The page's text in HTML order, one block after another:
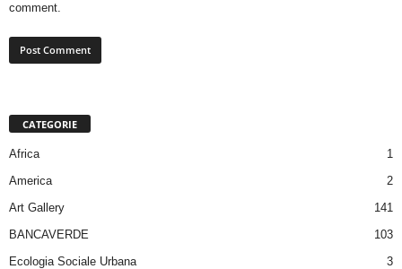
comment.
CATEGORIE
Africa
1
America
2
Art Gallery
141
BANCAVERDE
103
Ecologia Sociale Urbana
3